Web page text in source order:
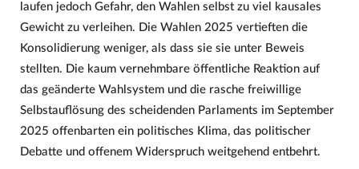
laufen jedoch Gefahr, den Wahlen selbst zu viel kausales
Gewicht zu verleihen. Die Wahlen 2025 vertieften die
Konsolidierung weniger, als dass sie sie unter Beweis
stellten. Die kaum vernehmbare öffentliche Reaktion auf
das geänderte Wahlsystem und die rasche freiwillige
Selbstauflösung des scheidenden Parlaments im September
2025 offenbarten ein politisches Klima, das politischer
Debatte und offenem Widerspruch weitgehend entbehrt.